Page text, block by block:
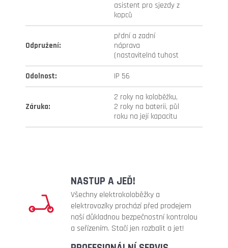
asistent pro sjezdy z
kopců
Odpružení:
přdní a zadní
náprava
(nastavitelná tuhost
Odolnost: IP 56
Záruka:
2 roky na koloběžku,
2 roky na baterii, půl
roku na její kapacitu
NASTUP A JEĎ!
Všechny elektrokoloběžky a
elektrovozíky prochází před prodejem
naší důkladnou bezpečnostní kontrolou
a seřízením. Stačí jen rozbalit a jet!